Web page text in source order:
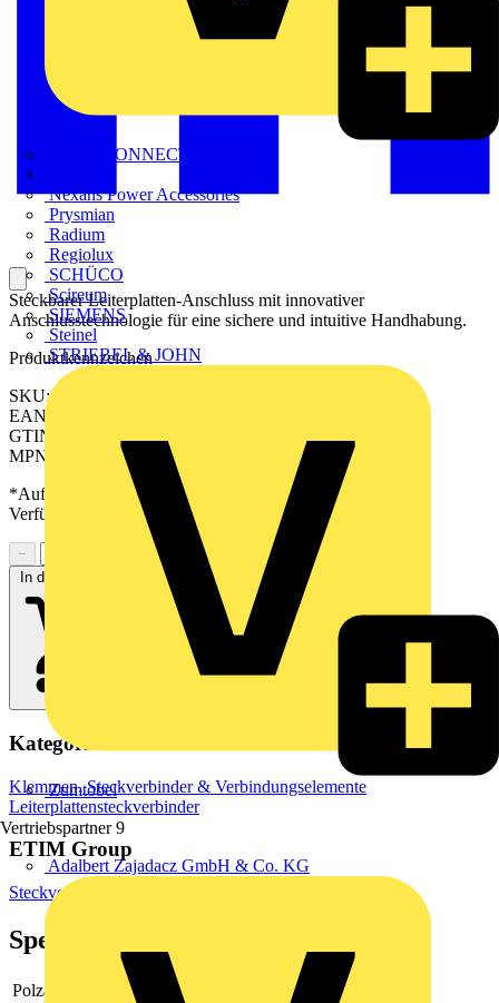
METZ CONNECT
Nexans Power Accessories
Prysmian
Radium
Regiolux
SCHÜCO
Scireum
SIEMENS
Steinel
STRIEBEL & JOHN
Zumtobel
Vertriebspartner 9
Adalbert Zajadacz GmbH & Co. KG
Steckbarer Leiterplatten-Anschluss mit innovativer
Anschlusstechnologie für eine sichere und intuitive Handhabung.
Produktkennzeichen
SKU: 2643970000
EAN: 04050118643008
GTIN: 04050118643008
MPN: CPS 5.00/19/90 SN GN BX
*Auf Anfrage verfügbar - bitte in den Warenkorb legen, um
Verfügbarkeit zu prüfen
−
In den Warenkorb
Kategorien
Klemmen, Steckverbinder & Verbindungselemente
Leiterplattensteckverbinder
ETIM Group
Steckverbinder
Spezifikationen
Polzahl 19